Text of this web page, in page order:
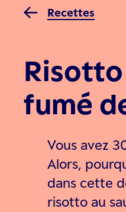
Recettes
fumé
Vous avez
Alors,
dans cette
risotto au